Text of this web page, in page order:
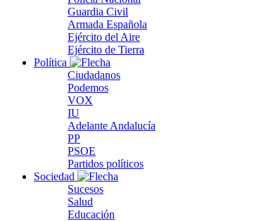
Guardia Civil
Armada Española
Ejército del Aire
Ejército de Tierra
Política
Ciudadanos
Podemos
VOX
IU
Adelante Andalucía
PP
PSOE
Partidos políticos
Sociedad
Sucesos
Salud
Educación